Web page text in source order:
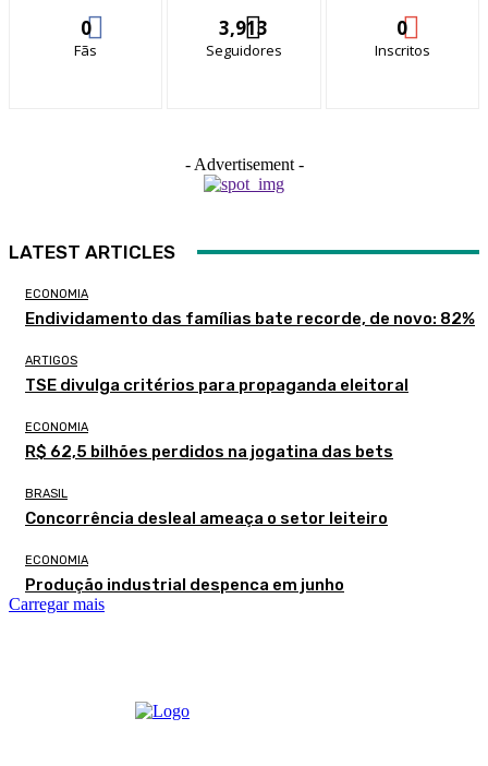
0
Fãs
3,913
Seguidores
0
Inscritos
- Advertisement -
LATEST ARTICLES
ECONOMIA
Endividamento das famílias bate recorde, de novo: 82%
ARTIGOS
TSE divulga critérios para propaganda eleitoral
ECONOMIA
R$ 62,5 bilhões perdidos na jogatina das bets
BRASIL
Concorrência desleal ameaça o setor leiteiro
ECONOMIA
Produção industrial despenca em junho
Carregar mais